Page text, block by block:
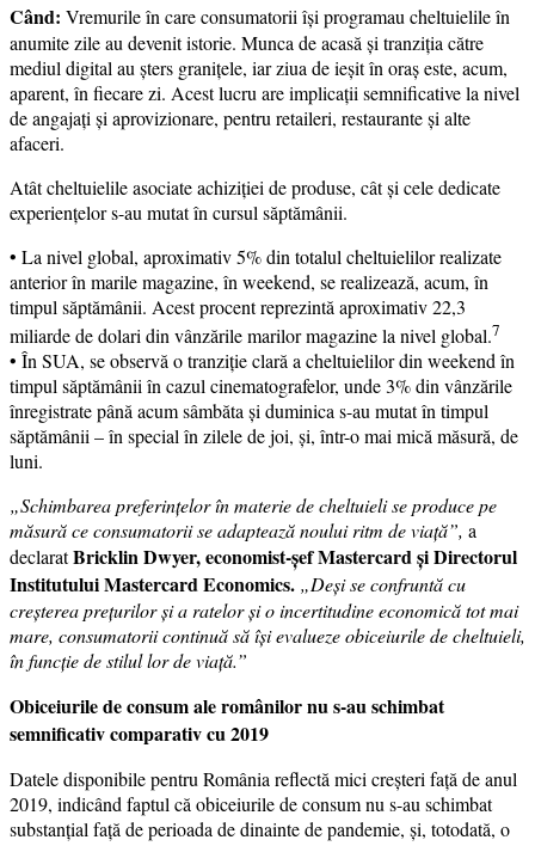
Când: Vremurile în care consumatorii își programau cheltuielile în
anumite zile au devenit istorie. Munca de acasă și tranziția către
mediul digital au șters granițele, iar ziua de ieșit în oraș este, acum,
aparent, în fiecare zi. Acest lucru are implicații semnificative la nivel
de angajați și aprovizionare, pentru retaileri, restaurante și alte
afaceri.
Atât cheltuielile asociate achiziției de produse, cât și cele dedicate
experiențelor s-au mutat în cursul săptămânii.
• La nivel global, aproximativ 5% din totalul cheltuielilor realizate
anterior în marile magazine, în weekend, se realizează, acum, în
timpul săptămânii. Acest procent reprezintă aproximativ 22,3
miliarde de dolari din vânzările marilor magazine la nivel global.7
• În SUA, se observă o tranziție clară a cheltuielilor din weekend în
timpul săptămânii în cazul cinematografelor, unde 3% din vânzările
înregistrate până acum sâmbăta și duminica s-au mutat în timpul
săptămânii – în special în zilele de joi, și, într-o mai mică măsură, de
luni.
„Schimbarea preferințelor în materie de cheltuieli se produce pe
măsură ce consumatorii se adaptează noului ritm de viață”, a
declaratBricklin Dwyer, economist-şef Mastercard şi Directorul
Institutului Mastercard Economics. „Deși se confruntă cu
creșterea prețurilor și a ratelor și o incertitudine economică tot mai
mare, consumatorii continuă să își evalueze obiceiurile de cheltuieli,
în funcție de stilul lor de viață.”
Obiceiurile de consum ale românilor nu s-au schimbat
semnificativ comparativ cu 2019
Datele disponibile pentru România reflectă mici creșteri față de anul
2019, indicând faptul că obiceiurile de consum nu s-au schimbat
substanțial față de perioada de dinainte de pandemie, și, totodată, o